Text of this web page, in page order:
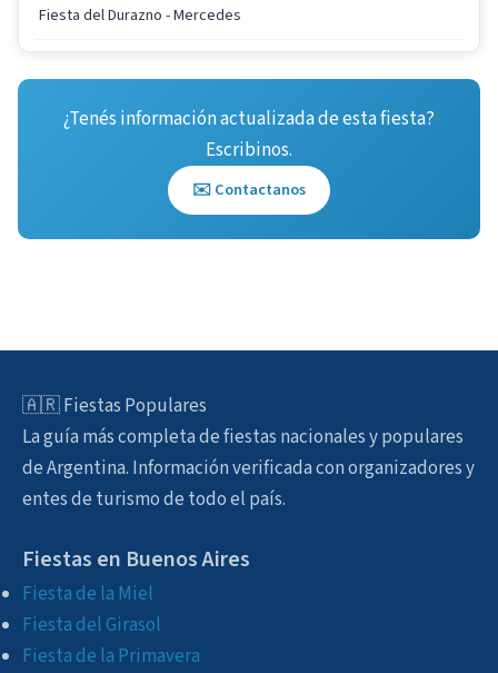
Fiesta del Durazno - Mercedes
¿Tenés información actualizada de esta fiesta?
Escribinos.
✉️ Contactanos
🇦🇷 Fiestas Populares
La guía más completa de fiestas nacionales y populares
de Argentina. Información verificada con organizadores y
entes de turismo de todo el país.
Fiestas en Buenos Aires
Fiesta de la Miel
Fiesta del Girasol
Fiesta de la Primavera